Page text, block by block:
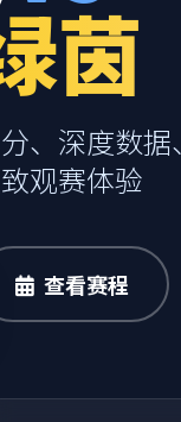
茵
、深度数
观赛体验
查看赛程